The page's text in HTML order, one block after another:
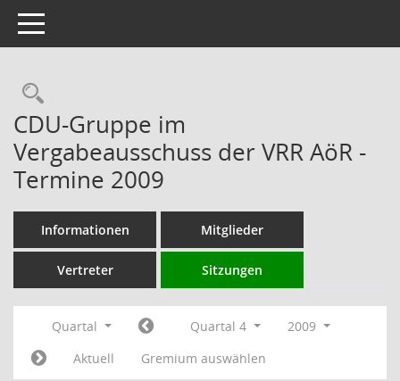
Toggle navigation
Rechercheauswahl
CDU-Gruppe im
Vergabeausschuss der VRR AöR -
Termine 2009
Informationen Mitglieder
Vertreter Sitzungen
Quartal Quartal 4
2009
Aktuell
Gremium auswählen